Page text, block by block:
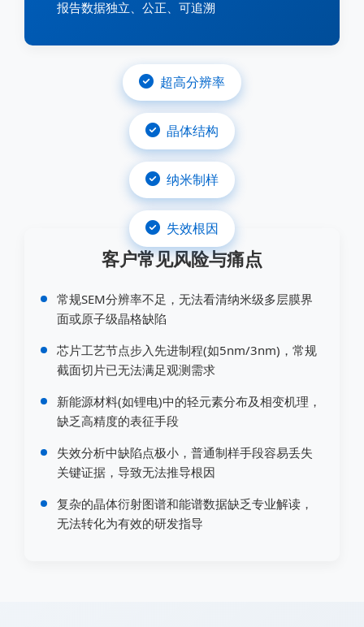
报告数据独立、公正、可追溯
客户常见风险与痛点
常规SEM分辨率不足，无法看清纳米级多层膜界
面或原子级晶格缺陷
芯片工艺节点步入先进制程(如5nm/3nm)，常规
截面切片已无法满足观测需求
新能源材料(如锂电)中的轻元素分布及相变机理，
缺乏高精度的表征手段
失效分析中缺陷点极小，普通制样手段容易丢失
关键证据，导致无法推导根因
复杂的晶体衍射图谱和能谱数据缺乏专业解读，
无法转化为有效的研发指导
超高分辨率
晶体结构
纳米制样
失效根因